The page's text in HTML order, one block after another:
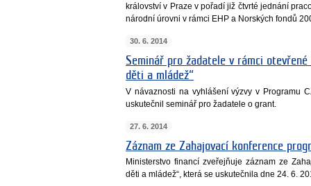
království v Praze v pořadí již čtvrté jednání
národní úrovni v rámci EHP a Norských fondů
30. 6. 2014
Seminář pro žadatele v rámci otevřené
děti a mládež“
V návaznosti na vyhlášení výzvy v Programu
uskutečnil seminář pro žadatele o grant.
27. 6. 2014
Záznam ze Zahajovací konference
Ministerstvo financí zveřejňuje záznam ze
děti a mládež“, která se uskutečnila dne 24. 6.